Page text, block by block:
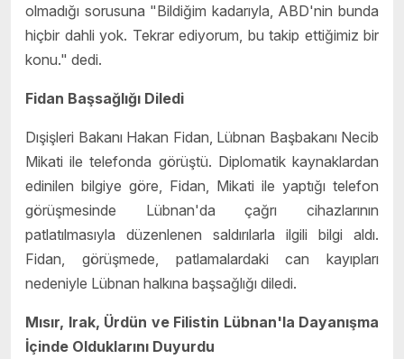
olmadığı sorusuna "Bildiğim kadarıyla, ABD'nin bunda
hiçbir dahli yok. Tekrar ediyorum, bu takip ettiğimiz bir
konu." dedi.
Fidan Başsağlığı Diledi
Dışişleri Bakanı Hakan Fidan, Lübnan Başbakanı Necib
Mikati ile telefonda görüştü. Diplomatik kaynaklardan
edinilen bilgiye göre, Fidan, Mikati ile yaptığı telefon
görüşmesinde Lübnan'da çağrı cihazlarının
patlatılmasıyla düzenlenen saldırılarla ilgili bilgi aldı.
Fidan, görüşmede, patlamalardaki can kayıpları
nedeniyle Lübnan halkına başsağlığı diledi.
Mısır, Irak, Ürdün ve Filistin Lübnan'la Dayanışma
İçinde Olduklarını Duyurdu